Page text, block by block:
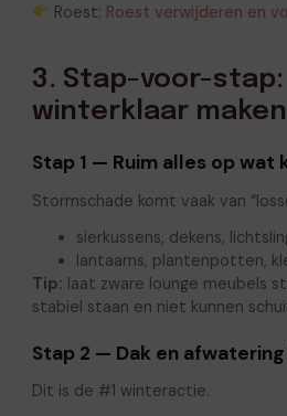
Roest: Roest verwijderen en
3. Stap-voor-stap:
winterklaar maken
Stap 1 — Ruim alles op wat
Stormschade komt vaak van
sierkussens, dekens,
lantaarns, plantenpotten,
Tip: laat zware lounge meubels
stabiel staan en niet kunnen
Stap 2 — Dak en
Dit is de #1 winteractie.